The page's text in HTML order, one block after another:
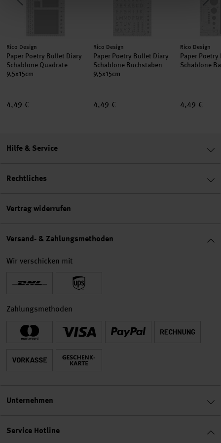
Hersteller:
Rico Design
Paper Poetry Bullet Diary
Schablone Quadrate
9,5x15cm
4,49 €
Hersteller:
Rico Design
Paper Poetry Bullet Diary
Schablone Buchstaben
9,5x15cm
4,49 €
Hersteller:
Rico Design
Paper
Schablone
4,49 €
Service Hotline
Hilfe & Service
Rechtliches
Vertrag widerrufen
Versand- & Zahlungsmethoden
Wir verschicken mit
Zahlungsmethoden
Unternehmen